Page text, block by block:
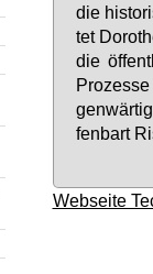
die
tet
die
fen­bart
Webseite